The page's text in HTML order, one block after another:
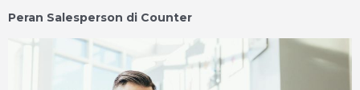
Peran Salesperson di Counter